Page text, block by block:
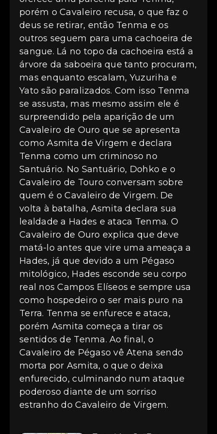
porém o Cavaleiro recusa, o que faz o
deus se retirar, então Tenma e os
outros seguem para uma cachoeira de
sangue. Lá no topo da cachoeira está a
árvore da saboeira que tanto procuram,
mas enquanto escalam, Yuzuriha e
Yato são paralizados. Com isso Tenma
se assusta, mas mesmo assim ele é
surpreendido pela aparição de um
Cavaleiro de Ouro que se apresenta
como Asmita de Virgem e declara
Tenma como um criminoso no
Santuário. No Santuário, Dohko e o
Cavaleiro de Touro conversam sobre
quem é o Cavaleiro de Virgem. De
volta à batalha, Asmita declara sua
lealdade a Hades e ataca Tenma. O
Cavaleiro de Ouro explica que deve
matá-lo antes que vire uma ameaça a
Hades, já que devido a um Pégaso
mitológico, Hades esconde seu corpo
real nos Campos Elíseos e sempre usa
como hospedeiro o ser mais puro na
Terra. Tenma se enfurece e ataca,
porém Asmita começa a tirar os
sentidos de Tenma. Ao final, o
Cavaleiro de Pégaso vê Atena sendo
morta por Asmita, o que o deixa
enfurecido, culminando num ataque
poderoso diante de um sorriso
estranho do Cavaleiro de Virgem.